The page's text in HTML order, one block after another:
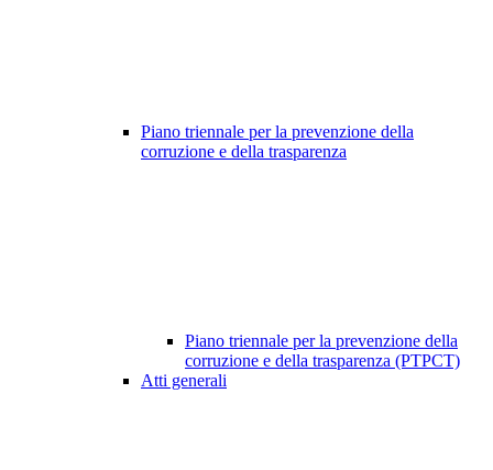
Piano triennale per la prevenzione della
corruzione e della trasparenza
Piano triennale per la prevenzione della
corruzione e della trasparenza (PTPCT)
Atti generali